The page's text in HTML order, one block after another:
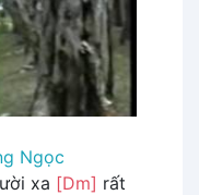
Ngọc
xa [Dm] rất